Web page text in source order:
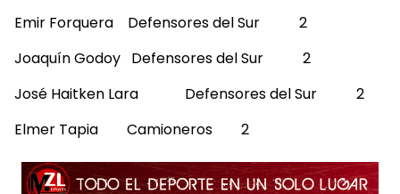
Emir Forquera Defensores del Sur 2
Joaquín Godoy Defensores del Sur 2
José Haitken Lara Defensores del Sur 2
Elmer Tapia Camioneros 2